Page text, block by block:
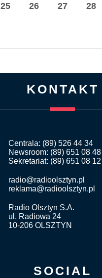
25 26 27 28
KONTAKT
Centrala: (89) 526 44 34
Newsroom: (89) 651 08 48
Sekretariat: (89) 651 08 12
radio@radioolsztyn.pl
reklama@radioolsztyn.pl
Radio Olsztyn S.A.
ul. Radiowa 24
10-206 OLSZTYN
SOCIAL